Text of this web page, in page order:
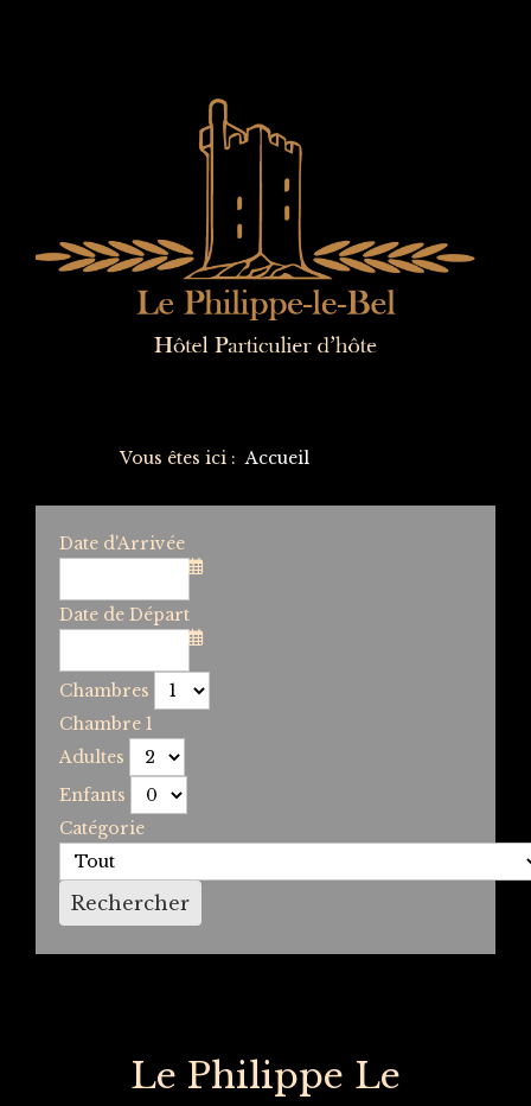
Vous êtes ici :Accueil
Date d'Arrivée
Date de Départ
Chambres
Chambre 1
Adultes
Enfants
Catégorie
Rechercher
Le Philippe Le